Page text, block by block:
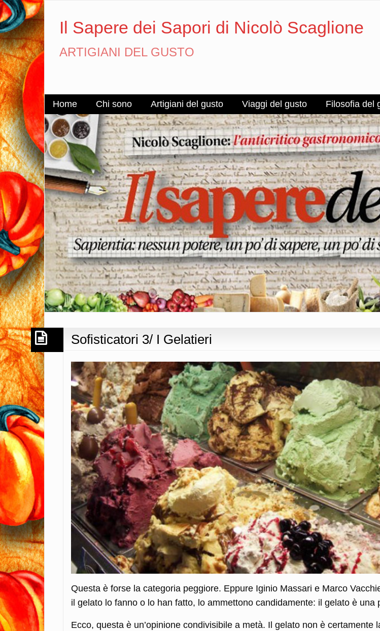
Il Sapere dei Sapori di Nicolò Scaglione
ARTIGIANI DEL GUSTO
Home Chi sono Artigiani del gusto Viaggi del gusto Filosofia del
Sofisticatori 3/ I Gelatieri
Questa è forse la categoria peggiore. Eppure Iginio Massari e Marco
il gelato lo fanno o lo han fatto, lo ammettono candidamente: il gelato è una
Ecco, questa è un’opinione condivisibile a metà. Il gelato non è certamente